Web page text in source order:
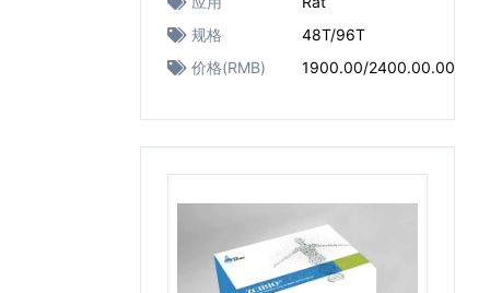
规格
48T/96T
价格(RMB)
1900.00/2400.00.00